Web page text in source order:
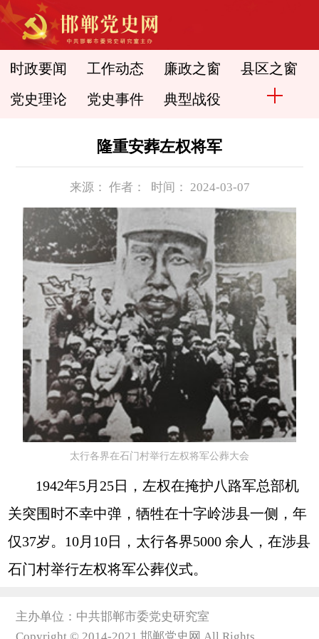
时政要闻 工作动态 廉政之窗 县区之窗
党史理论 党史事件 典型战役
隆重安葬左权将军
来源： 作者： 时间： 2024-03-07
太行各界在石门村举行左权将军公葬大会
1942年5月25日，左权在掩护八路军总部机
关突围时不幸中弹，牺牲在十字岭涉县一侧，年
仅37岁。10月10日，太行各界5000 余人，在涉县
石门村举行左权将军公葬仪式。
主办单位：中共邯郸市委党史研究室
Copyright © 2014-2021 邯郸党史网 All Rights